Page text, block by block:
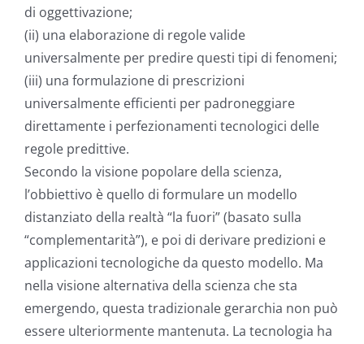
di oggettivazione;
(ii) una elaborazione di regole valide
universalmente per predire questi tipi di fenomeni;
(iii) una formulazione di prescrizioni
universalmente efficienti per padroneggiare
direttamente i perfezionamenti tecnologici delle
regole predittive.
Secondo la visione popolare della scienza,
l’obbiettivo è quello di formulare un modello
distanziato della realtà “la fuori” (basato sulla
“complementarità”), e poi di derivare predizioni e
applicazioni tecnologiche da questo modello. Ma
nella visione alternativa della scienza che sta
emergendo, questa tradizionale gerarchia non può
essere ulteriormente mantenuta. La tecnologia ha